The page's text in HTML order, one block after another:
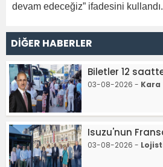
devam edeceğiz” ifadesini kullandı.
DİĞER HABERLER
Biletler 12
03-08-2026 - Kara
Isuzu'nun
03-08-2026 -